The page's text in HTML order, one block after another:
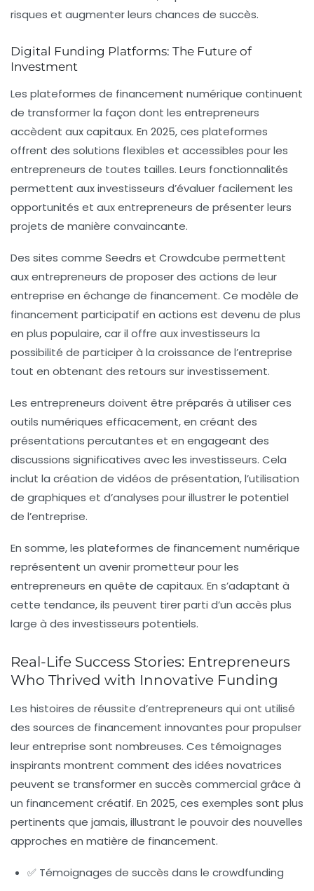
risques et augmenter leurs chances de succès.
Digital Funding Platforms: The Future of
Investment
Les plateformes de financement numérique continuent
de transformer la façon dont les entrepreneurs
accèdent aux capitaux. En 2025, ces plateformes
offrent des solutions flexibles et accessibles pour les
entrepreneurs de toutes tailles. Leurs fonctionnalités
permettent aux investisseurs d’évaluer facilement les
opportunités et aux entrepreneurs de présenter leurs
projets de manière convaincante.
Des sites comme Seedrs et Crowdcube permettent
aux entrepreneurs de proposer des actions de leur
entreprise en échange de financement. Ce modèle de
financement participatif en actions est devenu de plus
en plus populaire, car il offre aux investisseurs la
possibilité de participer à la croissance de l’entreprise
tout en obtenant des retours sur investissement.
Les entrepreneurs doivent être préparés à utiliser ces
outils numériques efficacement, en créant des
présentations percutantes et en engageant des
discussions significatives avec les investisseurs. Cela
inclut la création de vidéos de présentation, l’utilisation
de graphiques et d’analyses pour illustrer le potentiel
de l’entreprise.
En somme, les plateformes de financement numérique
représentent un avenir prometteur pour les
entrepreneurs en quête de capitaux. En s’adaptant à
cette tendance, ils peuvent tirer parti d’un accès plus
large à des investisseurs potentiels.
Real-Life Success Stories: Entrepreneurs
Who Thrived with Innovative Funding
Les histoires de réussite d’entrepreneurs qui ont utilisé
des sources de financement innovantes pour propulser
leur entreprise sont nombreuses. Ces témoignages
inspirants montrent comment des idées novatrices
peuvent se transformer en succès commercial grâce à
un financement créatif. En 2025, ces exemples sont plus
pertinents que jamais, illustrant le pouvoir des nouvelles
approches en matière de financement.
✅ Témoignages de succès dans le crowdfunding